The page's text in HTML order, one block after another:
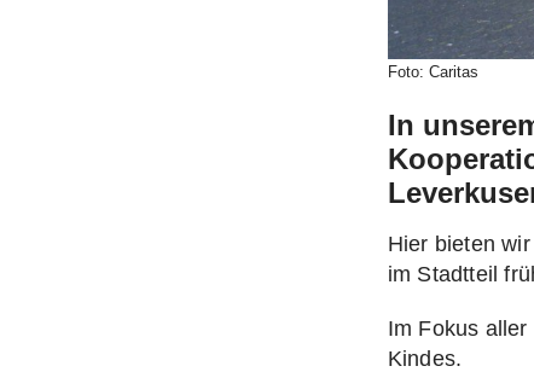
Foto: Caritas
In
Hier bieten
im Stadtteil
Im Fokus
Kindes.